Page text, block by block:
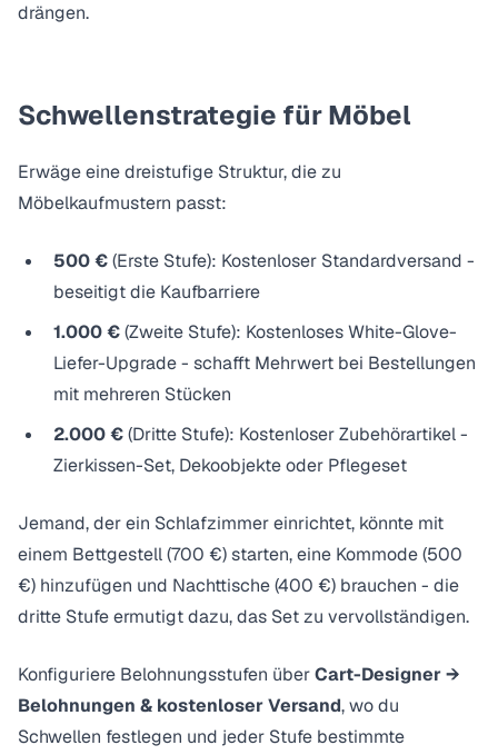
drängen.
Schwellenstrategie für Möbel
Erwäge eine dreistufige Struktur, die zu
Möbelkaufmustern passt:
500 €(Erste Stufe): Kostenloser Standardversand -
beseitigt die Kaufbarriere
1.000 €(Zweite Stufe): Kostenloses White-Glove-
Liefer-Upgrade - schafft Mehrwert bei Bestellungen
mit mehreren Stücken
2.000 €(Dritte Stufe): Kostenloser Zubehörartikel-
Zierkissen-Set, Dekoobjekte oder Pflegeset
Jemand, der ein Schlafzimmer einrichtet, könnte mit
einem Bettgestell (700 €) starten, eine Kommode (500
€) hinzufügen und Nachttische (400 €) brauchen - die
dritte Stufe ermutigt dazu, das Set zu vervollständigen.
Konfiguriere Belohnungsstufen überCart-Designer →
Belohnungen & kostenloser Versand, wo du
Schwellen festlegen und jeder Stufe bestimmte